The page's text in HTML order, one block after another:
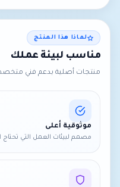
لماذا هذا المنتج
مناسب لبيئة عملك
منتجات أصلية بدعم فني
موثوقية أعلى
مصمم لبيئات العمل التي تحتاج